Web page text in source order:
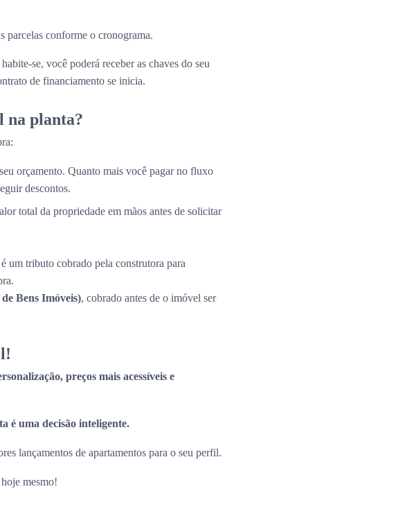
parcelas conforme o cronograma.
se, você poderá receber as chaves do seu
de financiamento se inicia.
na planta?
orçamento. Quanto mais você pagar no fluxo
descontos.
total da propriedade em mãos antes de solicitar
um tributo cobrado pela construtora para
Bens Imóveis), cobrado antes de o imóvel ser
preços mais acessíveis e
é uma decisão inteligente.
lançamentos de apartamentos para o seu perfil.
mesmo!